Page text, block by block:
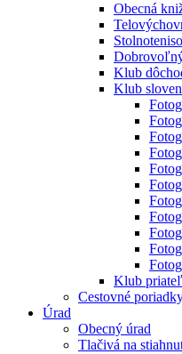
Obecná
Klub
Klub
Klub
Cestovné
Úrad
Obecný úrad
Tlačivá na